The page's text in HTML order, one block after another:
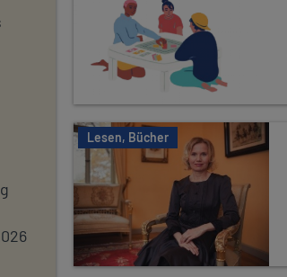
Lesen, Bücher